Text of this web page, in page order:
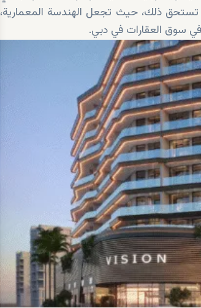
ذلك، حيث تجعل الهندسة المعمارية،
سوق العقارات في دبي.